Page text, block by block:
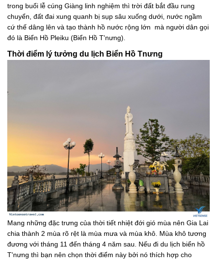
trong buổi lễ cúng Giàng linh nghiệm thì trời đất bắt đầu rung
chuyển, đất đai xung quanh bị sụp sâu xuống dưới, nước ngầm
cứ thế dâng lên và tạo thành hồ nước rộng lớn mà người dân gọi
đó là Biển Hồ Pleiku (Biển Hồ T'nưng).
Thời điểm lý tưởng du lịch Biển Hồ Tnưng
Mang những đặc trưng của thời tiết nhiệt đới gió mùa nên Gia Lai
chia thành 2 mùa rõ rệt là mùa mưa và mùa khô. Mùa khô tương
đương với tháng 11 đến tháng 4 năm sau. Nếu đi du lịch biển hồ
T'nưng thì bạn nên chọn thời điểm này bởi nó thích hợp cho